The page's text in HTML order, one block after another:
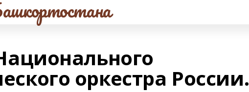
оркестра России.